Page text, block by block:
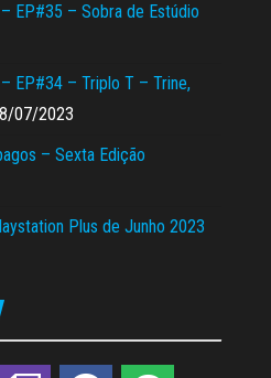
EP#35 – Sobra de Estúdio
EP#34 – Triplo T – Trine,
07/2023
– Sexta Edição
Plus de Junho 2023